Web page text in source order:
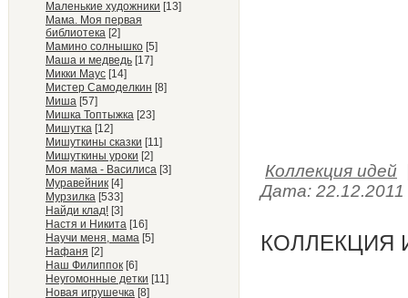
Маленькие художники [13]
Мама. Моя первая
библиотека [2]
Мамино солнышко [5]
Маша и медведь [17]
Микки Маус [14]
Мистер Самоделкин [8]
Миша [57]
Мишка Топтыжка [23]
Мишутка [12]
Мишуткины сказки [11]
Мишуткины уроки [2]
Моя мама - Василиса [3]
Муравейник [4]
Мурзилка [533]
Найди клад! [3]
Настя и Никита [16]
Научи меня, мама [5]
Нафаня [2]
Наш Филиппок [6]
Неугомонные детки [11]
Новая игрушечка [8]
Коллекция идей
Дата: 22.12.2011
КОЛЛЕКЦИЯ